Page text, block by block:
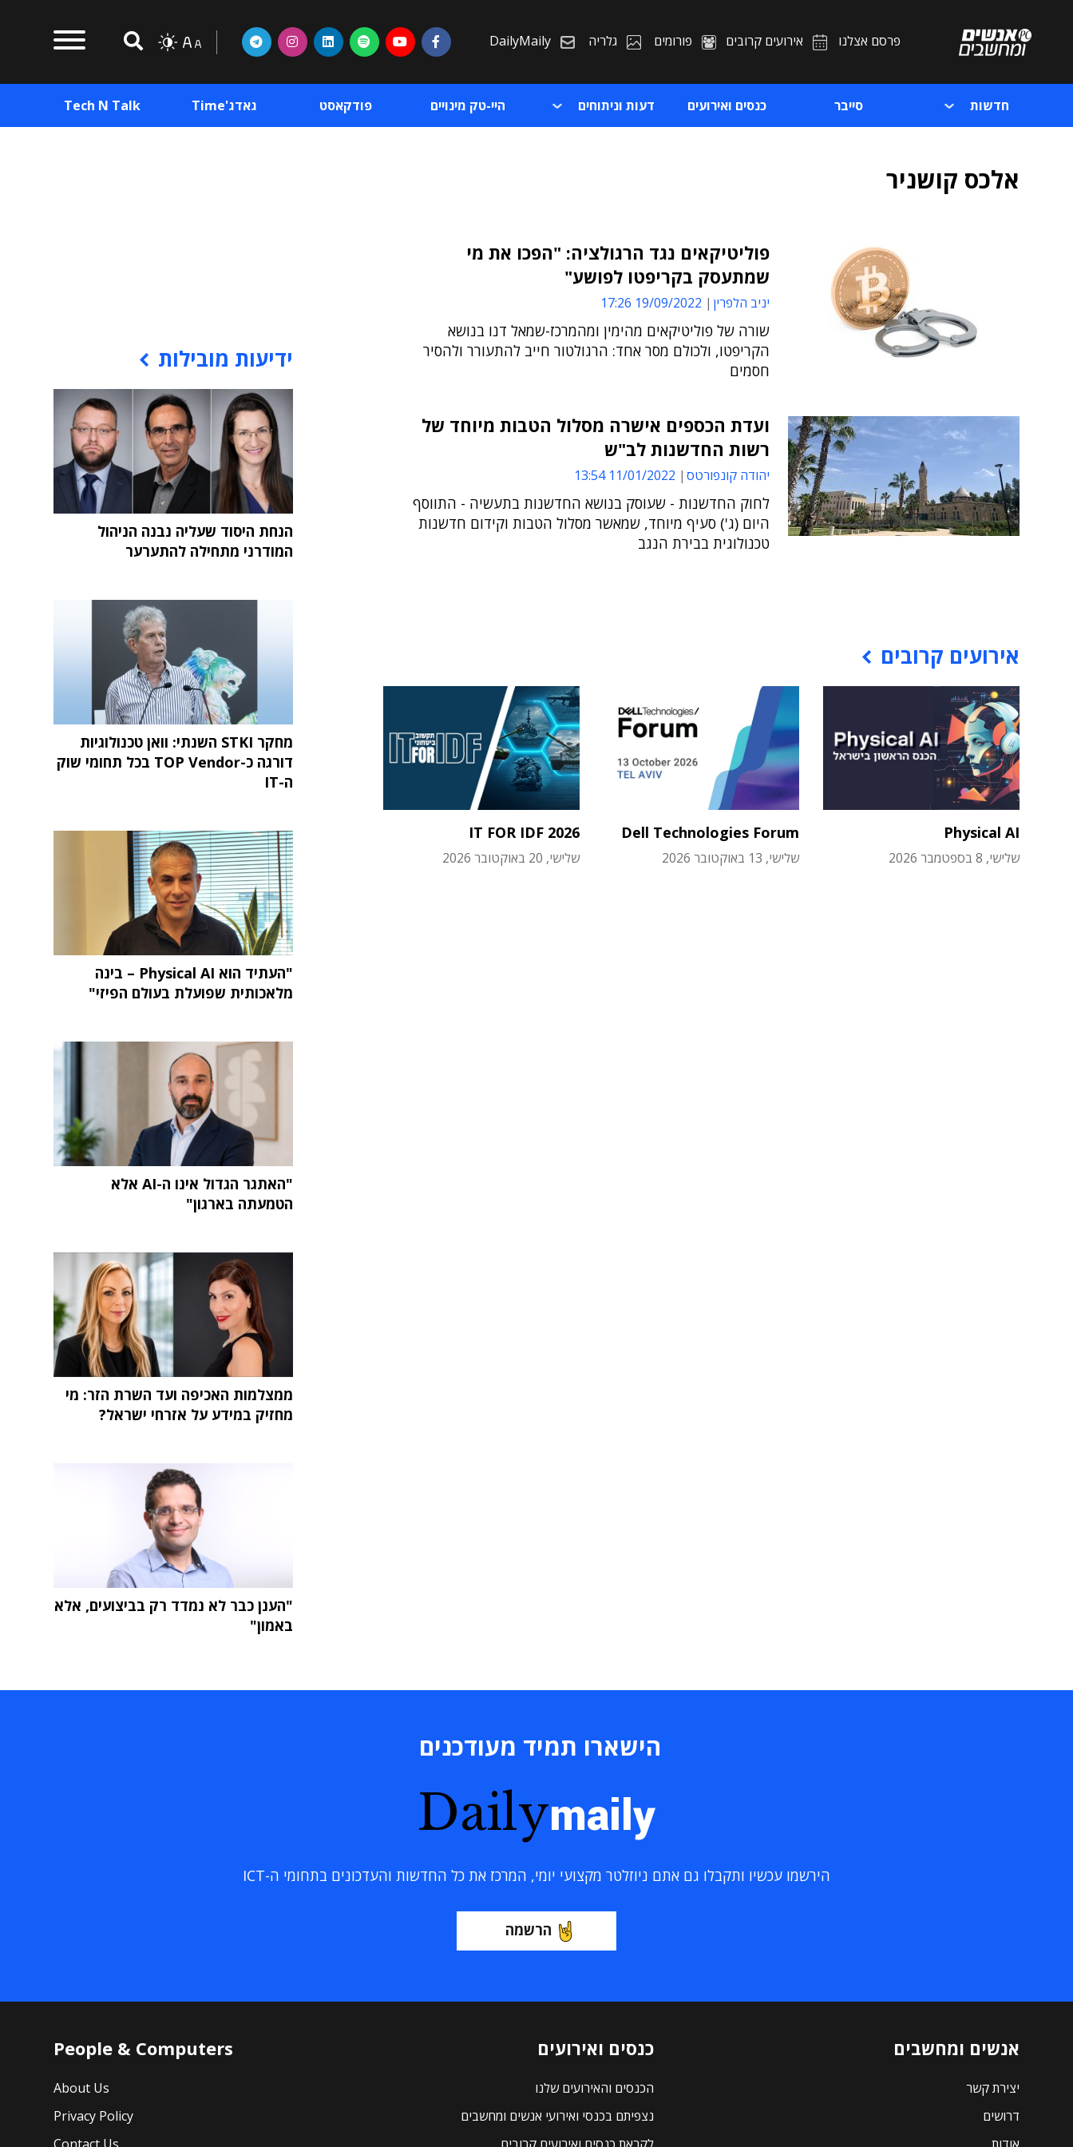
פרסם אצלנו אירועים קרובים פורומים גלריה DailyMaily
חדשות סייבר כנסים ואירועים דעות וניתוחים היי-טק מינויים פודקאסט גאדג'Time Tech N Talk
אלכס קושניר
פוליטיקאים נגד הרגולציה: "הפכו את מי
שמתעסק בקריפטו לפושע"
יניב הלפרין 19/09/2022 17:26
שורה של פוליטיקאים מהימין ומהמרכז-שמאל דנו בנושא
הקריפטו, ולכולם מסר אחד: הרגולטור חייב להתעורר ולהסיר
חסמים
ועדת הכספים אישרה מסלול הטבות מיוחד של
רשות החדשנות לב"ש
יהודה קונפורטס 11/01/2022 13:54
לחוק החדשנות - שעוסק בנושא החדשנות בתעשיה - התווסף
היום (ג') סעיף מיוחד, שמאשר מסלול הטבות וקידום חדשנות
טכנולוגית בבירת הנגב
אירועים קרובים
Physical AI
שלישי, 8 בספטמבר 2026
Dell Technologies Forum
שלישי, 13 באוקטובר 2026
IT FOR IDF 2026
שלישי, 20 באוקטובר 2026
ידיעות מובילות
הנחת היסוד שעליה נבנה הניהול
המודרני מתחילה להתערער
מחקר STKI השנתי: וואן טכנולוגיות
דורגה כ-TOP Vendor בכל תחומי שוק
ה-IT
"העתיד הוא Physical AI – בינה
מלאכותית שפועלת בעולם הפיזי"
"האתגר הגדול אינו ה-AI אלא
הטמעתה בארגון"
ממצלמות האכיפה ועד השרת הזר: מי
מחזיק במידע על אזרחי ישראל?
"הענן כבר לא נמדד רק בביצועים, אלא
באמון"
הישארו תמיד מעודכנים
Dailymaily
הירשמו עכשיו ותקבלו גם אתם ניוזלטר מקצועי יומי, המרכז את כל החדשות והעדכונים בתחומי ה-ICT
הרשמה
אנשים ומחשבים
יצירת קשר
דרושים
כנסים ואירועים
הכנסים והאירועים שלנו
נצפיתם בכנסי ואירועי אנשים ומחשבים
People & Computers
About Us
Privacy Policy